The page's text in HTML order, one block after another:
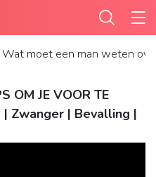
Wat moet een man weten
OM JE VOOR TE
| Zwanger | Bevalling |